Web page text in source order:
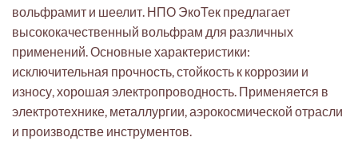
вольфрамит и шеелит. НПО ЭкоТек предлагает
высококачественный вольфрам для различных
применений. Основные характеристики:
исключительная прочность, стойкость к коррозии и
износу, хорошая электропроводность. Применяется в
электротехнике, металлургии, аэрокосмической отрасли
и производстве инструментов.